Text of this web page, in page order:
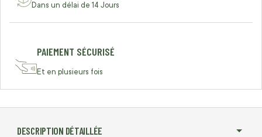
Dans un délai de 14 Jours
PAIEMENT SÉCURISÉ
Et en plusieurs fois
DESCRIPTION DÉTAILLÉE